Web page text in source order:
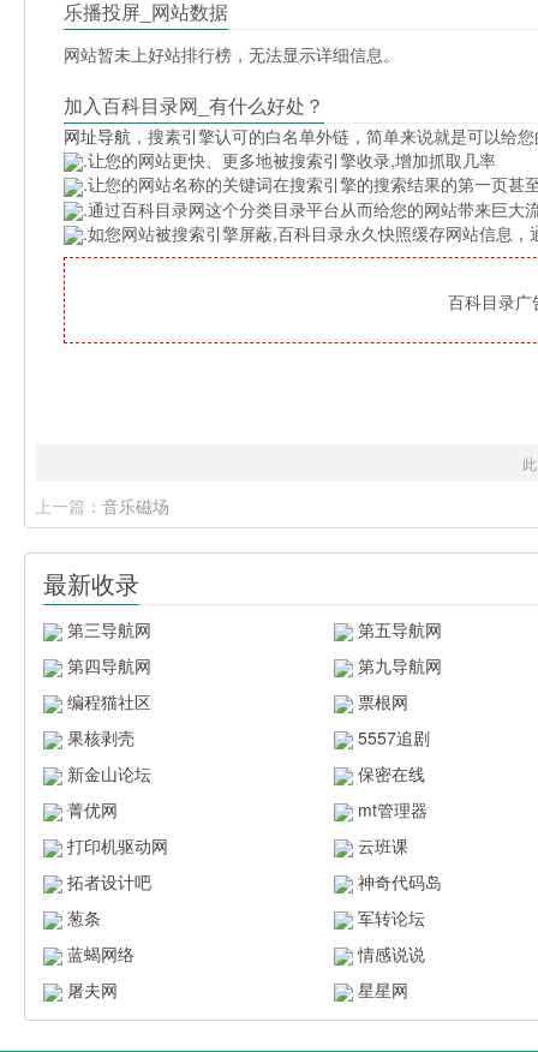
乐播投屏_网站数据
网站暂未上好站排行榜，无法显示详细信息。
加入百科目录网_有什么好处？
网址导航 ，搜素引擎认可的白名单外链，简单来说就是可以给
.让您的网站更快、更多地被搜索引擎收录,增加抓取几率
.让您的网站名称的关键词在搜索引擎的搜索结果的第一页甚
.通过百科目录网这个分类目录平台从而给您的网站带来巨大
.如您网站被搜索引擎屏蔽,百科目录永久快照缓存网站信息
百科目录
上一篇： 音乐磁场
最新收录
第三导航网
第五导航网
第四导航网
第九导航网
编程猫社区
票根网
果核剥壳
5557追剧
新金山论坛
保密在线
菁优网
mt管理器
打印机驱动网
云班课
拓者设计吧
神奇代码岛
葱条
军转论坛
蓝蝎网络
情感说说
屠夫网
星星网